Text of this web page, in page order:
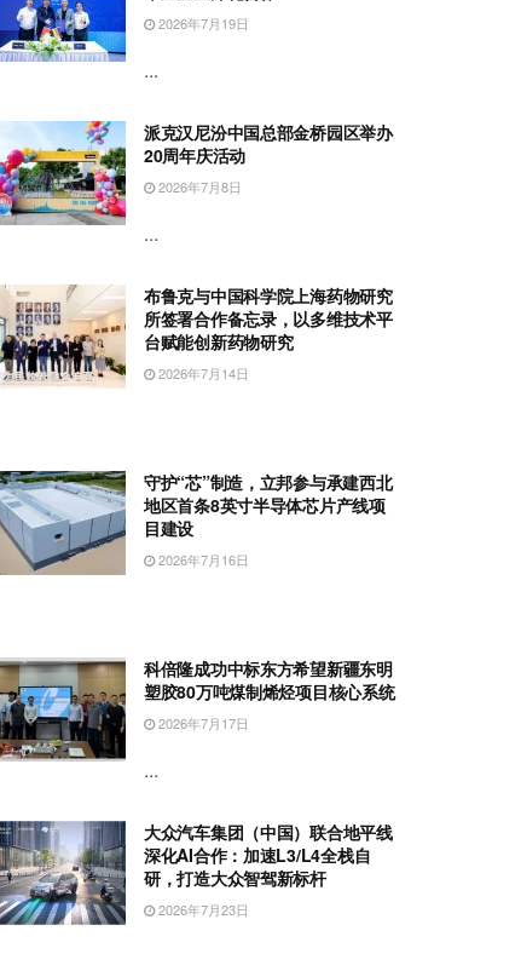
2026年7月19日
...
派克汉尼汾中国总部金桥园区举办
20周年庆活动
2026年7月8日
...
布鲁克与中国科学院上海药物研究
所签署合作备忘录，以多维技术平
台赋能创新药物研究
2026年7月14日
守护“芯”制造，立邦参与承建西北
地区首条8英寸半导体芯片产线项
目建设
2026年7月16日
科倍隆成功中标东方希望新疆东明
塑胶80万吨煤制烯烃项目核心系统
2026年7月17日
...
大众汽车集团（中国）联合地平线
深化AI合作：加速L3/L4全栈自
研，打造大众智驾新标杆
2026年7月23日